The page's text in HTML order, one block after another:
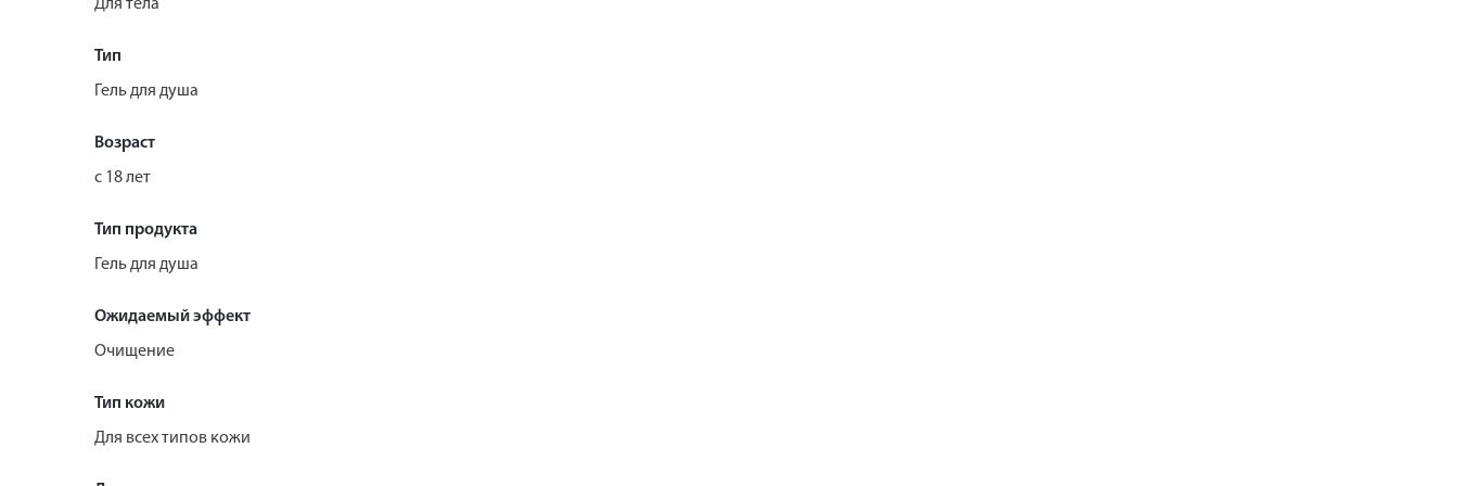
Для тела
Тип
Гель для душа
Возраст
с 18 лет
Тип продукта
Гель для душа
Ожидаемый эффект
Очищение
Тип кожи
Для всех типов кожи